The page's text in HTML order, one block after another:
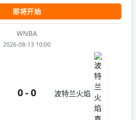
即将开始
WNBA
2026-08-13 10:00
0 - 0 波特兰火焰